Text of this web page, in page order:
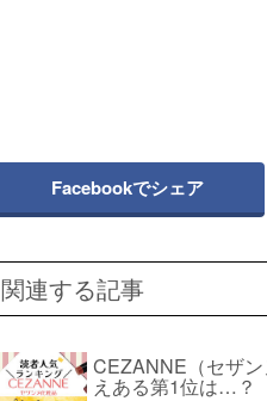
Facebookでシェア
関連する記事
CEZANNE（セザ
えある第1位は…？